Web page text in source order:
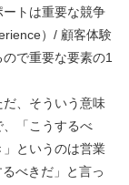
トは重要な競争
）/ 顧客体験
で重要な要素の1
、そういう意味
「こうするべ
というのは営業
べきだ」と言っ